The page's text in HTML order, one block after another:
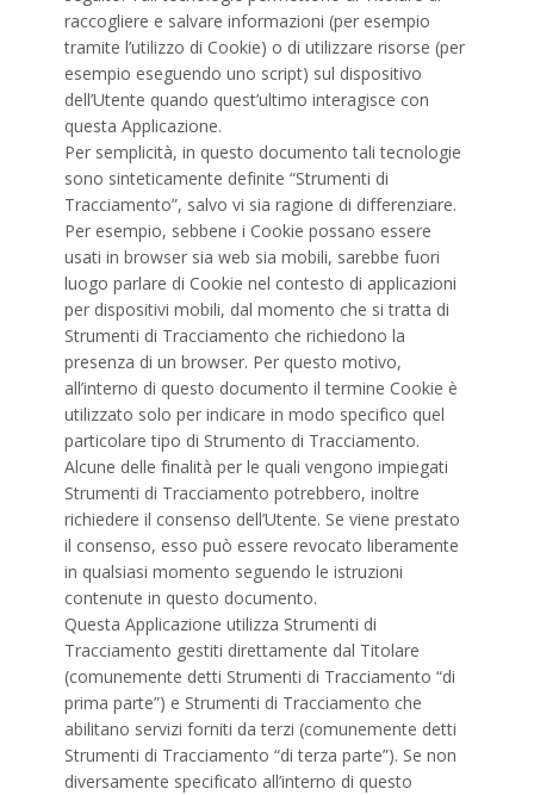
raccogliere e salvare informazioni (per esempio
tramite l’utilizzo di Cookie) o di utilizzare risorse (per
esempio eseguendo uno script) sul dispositivo
dell’Utente quando quest’ultimo interagisce con
questa Applicazione.
Per semplicità, in questo documento tali tecnologie
sono sinteticamente definite “Strumenti di
Tracciamento”, salvo vi sia ragione di differenziare.
Per esempio, sebbene i Cookie possano essere
usati in browser sia web sia mobili, sarebbe fuori
luogo parlare di Cookie nel contesto di applicazioni
per dispositivi mobili, dal momento che si tratta di
Strumenti di Tracciamento che richiedono la
presenza di un browser. Per questo motivo,
all’interno di questo documento il termine Cookie è
utilizzato solo per indicare in modo specifico quel
particolare tipo di Strumento di Tracciamento.
Alcune delle finalità per le quali vengono impiegati
Strumenti di Tracciamento potrebbero, inoltre
richiedere il consenso dell’Utente. Se viene prestato
il consenso, esso può essere revocato liberamente
in qualsiasi momento seguendo le istruzioni
contenute in questo documento.
Questa Applicazione utilizza Strumenti di
Tracciamento gestiti direttamente dal Titolare
(comunemente detti Strumenti di Tracciamento “di
prima parte”) e Strumenti di Tracciamento che
abilitano servizi forniti da terzi (comunemente detti
Strumenti di Tracciamento “di terza parte”). Se non
diversamente specificato all’interno di questo